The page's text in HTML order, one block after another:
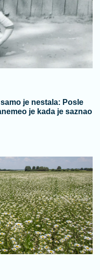
je nestala: Posle
je kada je saznao